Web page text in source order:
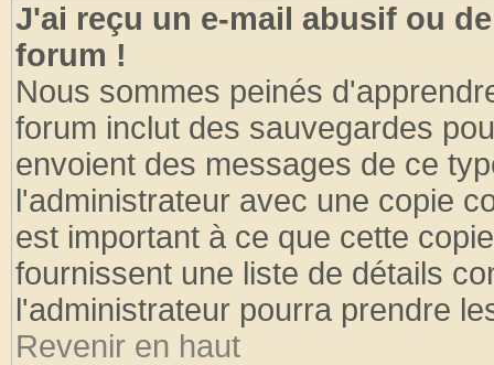
J'ai reçu un e-mail abusif ou
forum !
Nous sommes peinés
forum inclut des sauvegardes
envoient des messages de ce
l'administrateur avec une copie
est important à ce que cette
fournissent une liste de détails
l'administrateur pourra prendre
Revenir en haut